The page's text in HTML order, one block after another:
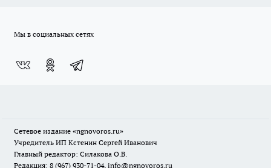
Мы в социальных сетях
Сетевое издание «ngnovoros.ru»
Учредитель ИП Кстенин Сергей Иванович
Главный редактор: Силакова О.В.
Редакция: 8 (967) 930-71-04, info@ngnovoros.ru